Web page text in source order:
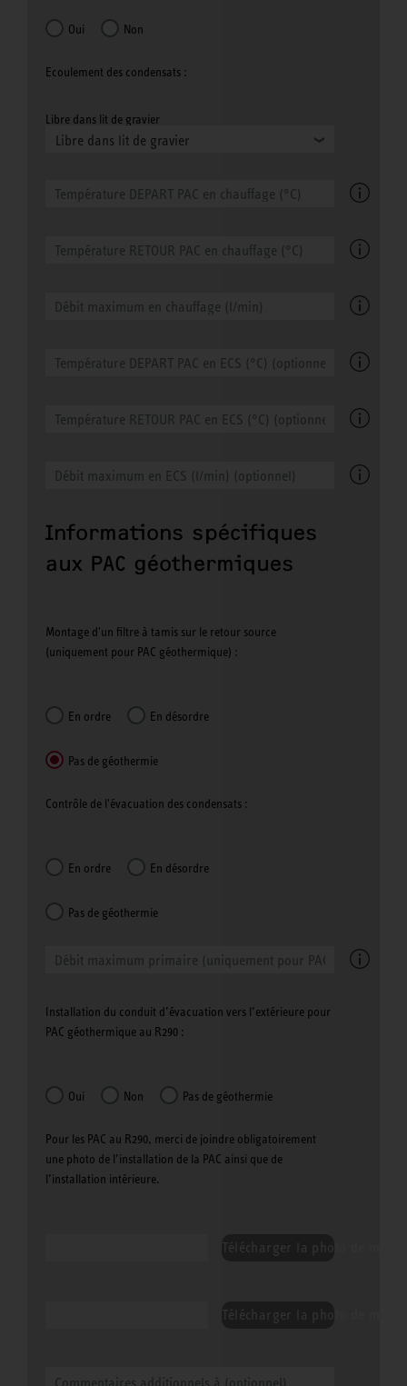
Oui Non
Ecoulement des condensats :
Libre dans lit de gravier
Libre dans lit de gravier
Informations spécifiques
aux PAC géothermiques
Montage d'un filtre à tamis sur le retour source
(uniquement pour PAC géothermique) :
En ordre En désordre
Pas de géothermie
Contrôle de l'évacuation des condensats :
En ordre En désordre
Pas de géothermie
Installation du conduit d’évacuation vers l’extérieure pour
PAC géothermique au R290 :
Oui Non Pas de géothermie
Pour les PAC au R290, merci de joindre obligatoirement
une photo de l’installation de la PAC ainsi que de
l’installation intérieure.
Télécharger la photo de ma
Télécharger la photo de mon